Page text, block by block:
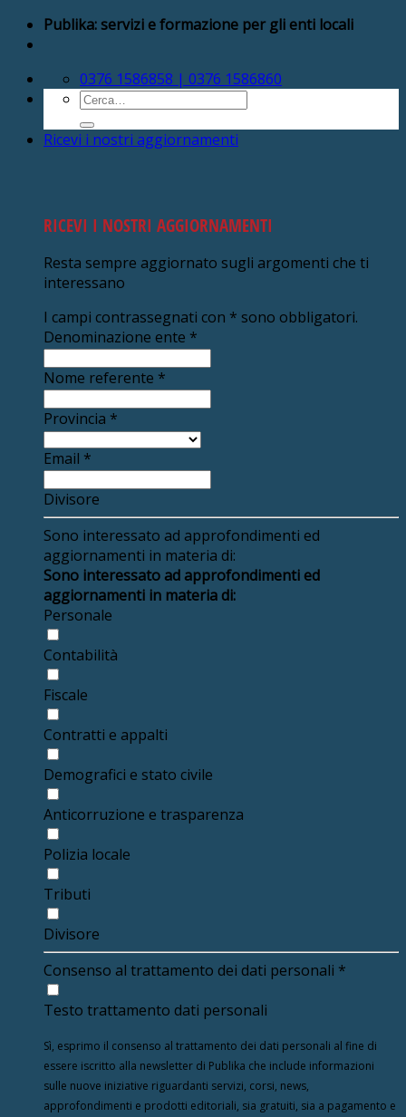
Salta Publika: servizi e formazione per gli enti locali
0376 1586858 | 0376 1586860
Cerca:
Ricevi i nostri aggiornamenti
RICEVI I NOSTRI AGGIORNAMENTI
Resta sempre aggiornato sugli argomenti che ti
interessano
I campi contrassegnati con * sono obbligatori.
Denominazione ente *
Nome referente *
Provincia *
Email *
Divisore
Sono interessato ad approfondimenti ed
aggiornamenti in materia di:
Sono interessato ad approfondimenti ed
aggiornamenti in materia di:
Personale
Contabilità
Fiscale
Contratti e appalti
Demografici e stato civile
Anticorruzione e trasparenza
Polizia locale
Tributi
Divisore
Consenso al trattamento dei dati personali *
Testo trattamento dati personali
Sì, esprimo il consenso al trattamento dei dati personali al fine di
essere iscritto alla newsletter di Publika che include informazioni
sulle nuove iniziative riguardanti servizi, corsi, news,
approfondimenti e prodotti editoriali, sia gratuiti, sia a pagamento e